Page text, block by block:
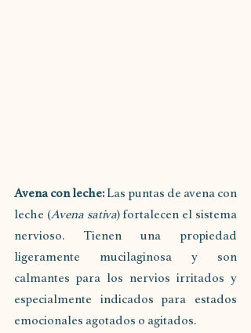
Avena con leche: Las puntas de avena con
leche (Avena sativa) fortalecen el sistema
nervioso. Tienen una propiedad
ligeramente mucilaginosa y son
calmantes para los nervios irritados y
especialmente indicados para estados
emocionales agotados o agitados.